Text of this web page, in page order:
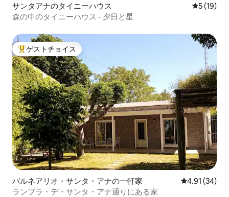
サンタアナのタイニーハウス レビュー
5 (19)
森の中のタイニーハウス - 夕日と星
大好評のゲストチョイスです。
ゲストチョイス
バルネアリオ・サンタ・アナの一軒家 レビュー34
4.91 (34)
ランブラ・デ・サンタ・アナ通りにある家